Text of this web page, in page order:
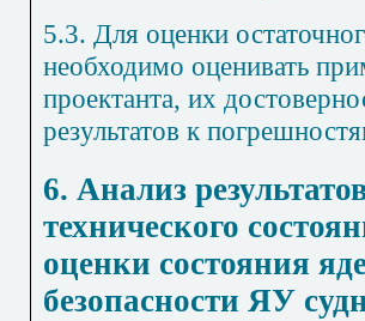
5.3. Для оценки
необходимо оценивать
проектанта, их
результатов к
6. Анализ
технического
оценки состояния
безопасности ЯУ